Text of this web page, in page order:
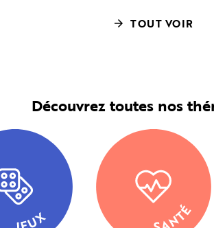
arrow_forward TOUT VOIR
Découvrez toutes nos